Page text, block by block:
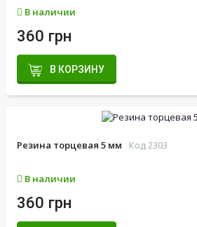
В наличии
360 грн
В КОРЗИНУ
Резина торцевая 5 мм Код 2303
В наличии
360 грн